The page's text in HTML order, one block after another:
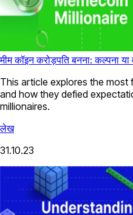
मीम कॉइन करोड़पति बनना: कल्पना या
This article explores the most
and how they defied
millionaires.
लेख
31.10.23